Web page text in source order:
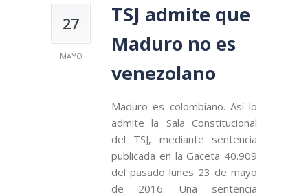
27
MAYO
TSJ admite que
Maduro no es
venezolano
Maduro es colombiano. Así lo
admite la Sala Constitucional
del TSJ, mediante sentencia
publicada en la Gaceta 40.909
del pasado lunes 23 de mayo
de 2016. Una sentencia